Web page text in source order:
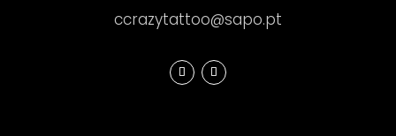
ccrazytattoo@sapo.pt